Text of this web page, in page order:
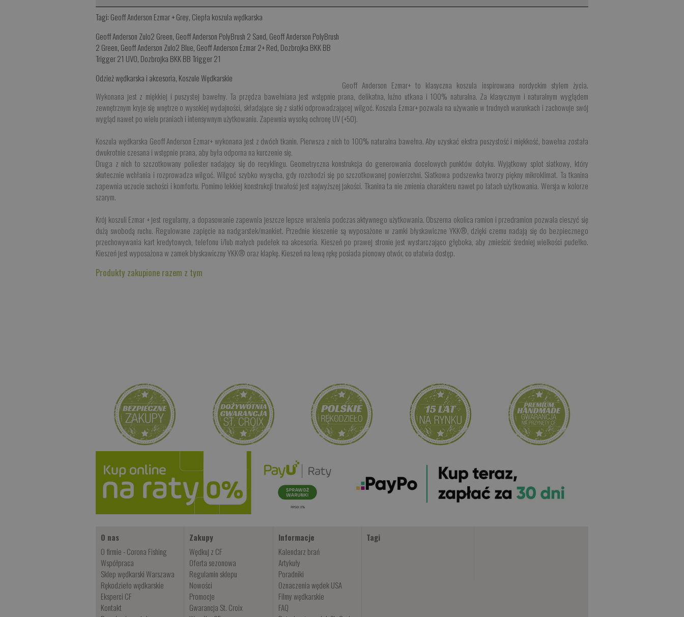
Tagi: Geoff Anderson Ezmar + Grey, Ciepła koszula wędkarska
Geoff Anderson Zulo2 Green, Geoff Anderson PolyBrush 2 Sand, Geoff Anderson PolyBrush
2 Green, Geoff Anderson Zulo2 Blue, Geoff Anderson Ezmar 2+ Red, Dozbrojka BKK BB
Trigger 21 UVO, Dozbrojka BKK BB Trigger 21
Odzież wędkarska i akcesoria, Koszule Wędkarskie
Geoff Anderson Ezmar+ to klasyczna koszula inspirowana nordyckim stylem życia.
Wykonana jest z miękkiej i puszystej bawełny. Ta przędza bawełniana jest wstępnie prana, delikatna, luźno utkana i 100% naturalna. Za klasycznym i naturalnym wyglądem
zewnętrznym kryje się wnętrze o wysokiej wydajności, składające się z siatki odprowadzającej wilgoć. Koszula Ezmar+ pozwala na używanie w trudnych warunkach i zachowuje swój
wygląd nawet po wielu praniach i intensywnym użytkowaniu. Zapewnia wysoką ochronę UV (+50).
Koszula wędkarska Geoff Anderson Ezmar+ wykonana jest z dwóch tkanin. Pierwsza z nich to 100% naturalna bawełna. Aby uzyskać ekstra puszystość i miękkość, bawełna została
dwukrotnie czesana i wstępnie prana, aby była odporna na kurczenie się.
Druga z nich to szczotkowany poliester nadający się do recyklingu. Geometryczna konstrukcja do generowania docelowych punktów dotyku. Wyjątkowy splot siatkowy, który
skutecznie wchłania i rozprowadza wilgoć. Wilgoć szybko wysycha, gdy rozchodzi się po szczotkowanej powierzchni. Siatkowa podszewka tworzy piękny mikroklimat. Ta tkanina
zapewnia uczucie suchości i komfortu. Pomimo lekkiej konstrukcji trwałość jest najwyższej jakości. Tkanina ta nie zmienia charakteru nawet po latach użytkowania. Wersja w kolorze
szarym.
Krój koszuli Ezmar + jest regularny, a dopasowanie zapewnia jeszcze lepsze wrażenia podczas aktywnego użytkowania. Obszerna okolica ramion i przedramion pozwala cieszyć się
dużą swobodą ruchu. Regulowane zapięcie na nadgarstek/mankiet. Przednie kieszenie są wyposażone w zamki błyskawiczne YKK®, dzięki czemu nadają się do bezpiecznego
przechowywania kart kredytowych, telefonu i/lub małych pudełek na akcesoria. Kieszeń po prawej stronie jest wystarczająco głęboka, aby zmieścić średniej wielkości pudełko.
Kieszeń jest wyposażona w zamek błyskawiczny YKK® oraz klapkę. Kieszeń na lewą rękę posiada pionowy otwór, co ułatwia dostęp.
Produkty zakupione razem z tym
O nas
O firmie - Corona Fishing
Współpraca
Sklep wędkarski Warszawa
Rękodzieło wędkarskie
Eksperci CF
Kontakt
Zakupy
Wędkuj z CF
Oferta sezonowa
Regulamin sklepu
Nowości
Promocje
Gwarancja St. Croix
Informacje
Kalendarz brań
Artykuły
Poradniki
Oznaczenia wędek USA
Filmy wędkarskie
FAQ
Tagi